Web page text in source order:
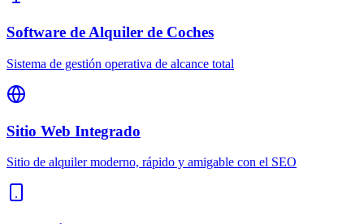
Software de Alquiler de Coches
Sistema de gestión operativa de alcance total
Sitio Web Integrado
Sitio de alquiler moderno, rápido y amigable con el SEO